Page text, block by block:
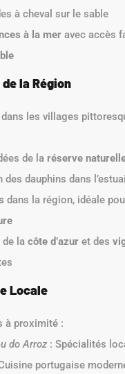
à cheval sur le sable
à la mer avec accès
la Région
les villages
de la réserve
des dauphins dans
dans la région, idéale
de la côte d’azur et des
Locale
à proximité :
do Arroz : Spécialités
portugaise